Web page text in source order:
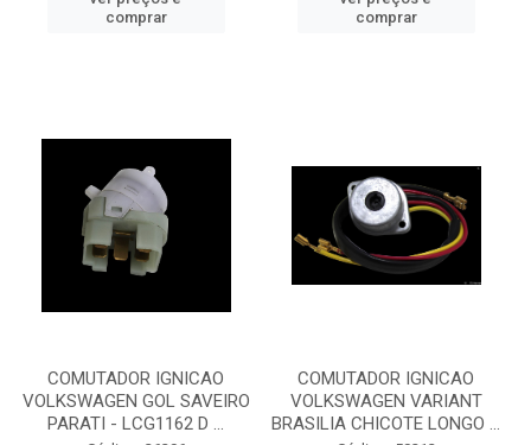
comprar
comprar
COMUTADOR IGNICAO
VOLKSWAGEN GOL SAVEIRO
PARATI - LCG1162 D ...
COMUTADOR IGNICAO
VOLKSWAGEN VARIANT
BRASILIA CHICOTE LONGO ...